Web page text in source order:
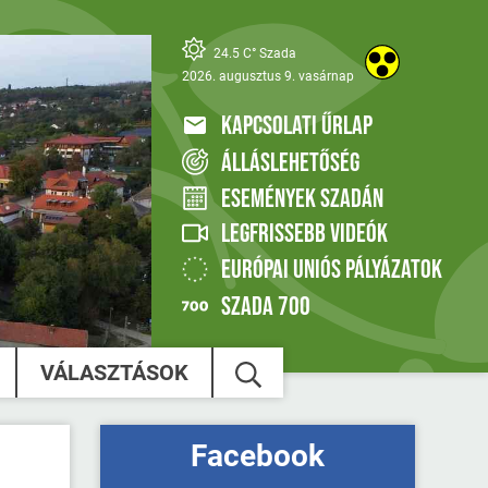
24.5 C° Szada
2026. augusztus 9. vasárnap
KAPCSOLATI ŰRLAP
ÁLLÁSLEHETŐSÉG
ESEMÉNYEK SZADÁN
LEGFRISSEBB VIDEÓK
EURÓPAI UNIÓS PÁLYÁZATOK
SZADA 700
VÁLASZTÁSOK
Facebook